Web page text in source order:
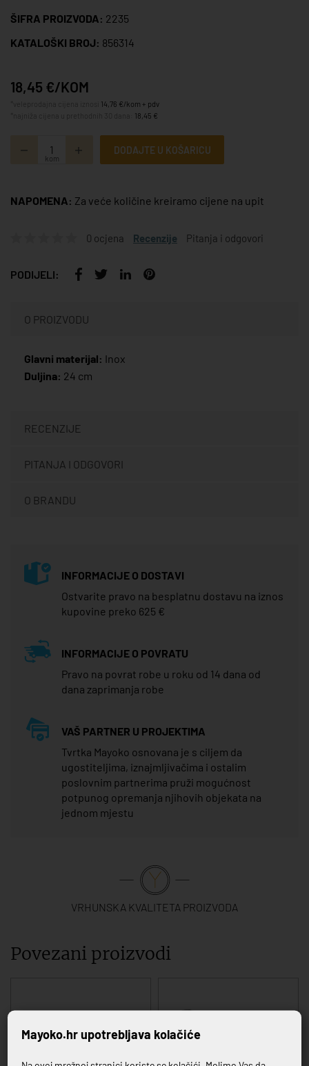
ŠIFRA PROIZVODA: 2235
KATALOŠKI BROJ: 856314
18,45 €/KOM
14,76 €/kom + pdv
18,45 €
kom
DODAJTE U KOŠARICU
NAPOMENA: Za veće količine kreiramo cijene na upit
0 ocjena Recenzije Pitanja i odgovori
PODIJELI:
O PROIZVODU
Glavni materijal: Inox
Duljina: 24 cm
RECENZIJE
PITANJA I ODGOVORI
O BRANDU
INFORMACIJE O DOSTAVI
Ostvarite pravo na besplatnu dostavu na iznos
kupovine preko 625 €
INFORMACIJE O POVRATU
Pravo na povrat robe u roku od 14 dana od
dana zaprimanja robe
VAŠ PARTNER U PROJEKTIMA
Tvrtka Mayoko osnovana je s ciljem da
ugostiteljima, iznajmljivačima i ostalim
poslovnim partnerima pruži mogućnost
potpunog opremanja njihovih objekata na
jednom mjestu
VRHUNSKA KVALITETA PROIZVODA
Povezani proizvodi
Mayoko.hr upotrebljava kolačiće